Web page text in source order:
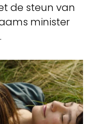
de steun van
minister